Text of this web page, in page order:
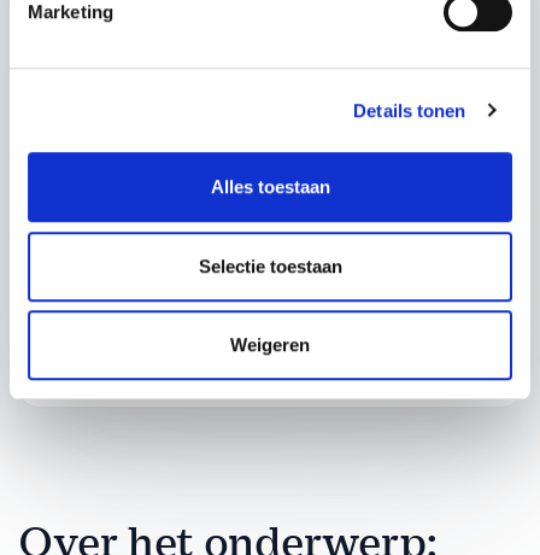
Marketing
Details tonen
Alles toestaan
Selectie toestaan
Weigeren
Telefoon
Verzend je aanvraag
Over het onderwerp: